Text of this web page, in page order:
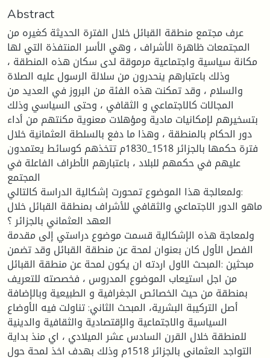
Abstract
عرف مجتمع منطقة القبائل خلال الفترة الحديثة كغيره من
المجتمعات ظاهرة الأشراف ، وهي الأسر المنتفذة التي لها
مكانة سياسية واجتماعية مرموقة لدى سكان هذه المنطقة ،
وذلك باعتبارهم ينحدرون من سلالة الرسول عليه الصلاة
والسلام ، وقد تمكنت هذه الفئة من البروز في العديد من
المجالات كالاجتماعي و الثقافي ، وحتى السياسي وذلك
بتسخيرهم لإمكانيات مادية ومؤهلات معنوية مكنتهم من أداء
دور الحكام بالمنطقة ، وهذا ما دفع بالسلطة العثمانية خلال
فترة حكمها بالجزائر 1518_1830م تتخذهم كوسائط يعتمدون
عليهم في حكمهم للبلاد ، باعتبارهم الأطراف الفاعلة في
المجتمع
ولمعالجة هذا الموضوع تمحورت إشكالية الدراسة كالتالي:
ماهو الدور الاجتماعي والثقافي للأشراف بمنطقة القبائل خلال
العهد العثماني بالجزائر ؟
ولمعاجة هذه الإشكالية قسمت موضوع دراستي إلى مقدمة
الفصل الأول كان بعنوان لمحة عن منطقة القبائل وقد تضمن
مبحثين :المبحث الاول اردته ان يكون لمحة عن منطقة القبائل
من اجل استيعاب الموضوع المدروس ، فخصصته للتعريف
بمنطقة من حيث الخصائص الجغرافية و الطبيعية وبالإضافة
أصل التركيبة البشرية، المبحث الثاني: تناولت فيه الأوضاع
السياسية والاجتماعية والإقتصادية والثقافية والدينية
للمنطقة خلال القرن السادس عشر الميلادي ، اي منذ بداية
التواجد العثماني بالجزائر 1518م وذلك بهدف اخذ لمحة حول